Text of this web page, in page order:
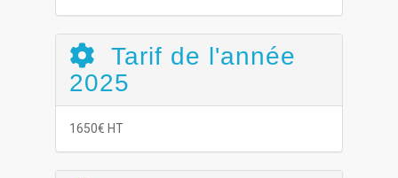
Tarif de l'année
2025
1650€ HT